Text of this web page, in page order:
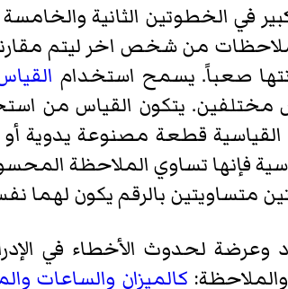
في الخطوتين الثانية
من شخص اخر ليتم
صعباً. يسمح استخدام
يتكون القياس من
قطعة مصنوعة يدوية
فإنها تساوي الملاحظة
متساويتين بالرقم يكون لهما
لحدوث الأخطاء في
كالميزان والساعات